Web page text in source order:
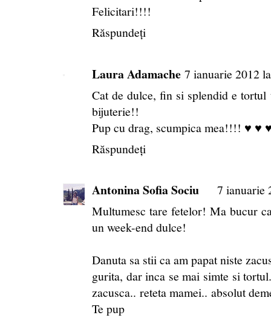
Felicitari!!!!
Răspundeți
Laura Adamache 7 ianuarie 2012
Cat de dulce, fin si splendid e
bijuterie!!
Pup cu drag, scumpica mea!!!! ♥ ♥
Răspundeți
Antonina Sofia Sociu
7 ianuarie
Multumesc tare fetelor! Ma bucur
un week-end dulce!
Danuta sa stii ca am papat niste
gurita, dar inca se mai simte si
zacusca.. reteta mamei.. absolut
Te pup